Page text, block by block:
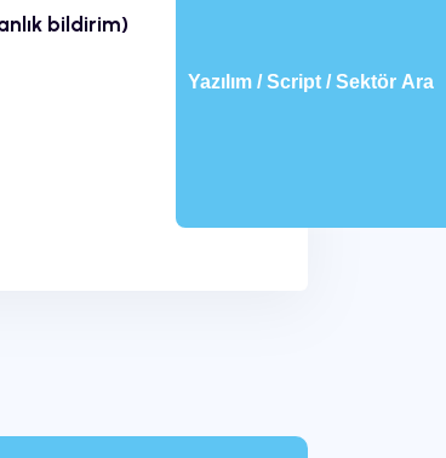
bildirim)
Yazılım / Script / Sektör Ara